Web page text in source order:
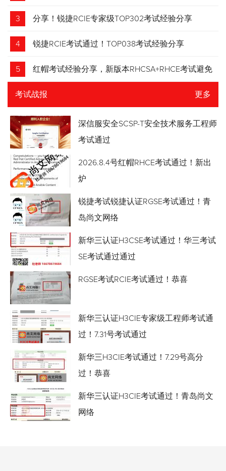
3 分享！锐捷RCIE专家级TOP302考试经验分享
4 锐捷RCIE考试通过！TOP038考试经验分享
5 红帽考试经验分享，新版本RHCSA+RHCE考试避免
踩坑
考试战报 更多
深信服安全SCSP-T安全技术服务工程师
考试通过
2026.8.4号红帽RHCE考试通过！新出
炉
锐捷考试锐捷认证RGSE考试通过！青
岛尚文网络
新华三认证H3CSE考试通过！华三考试
SE考试通过通过
RGSE考试RCIE考试通过！恭喜
新华三认证H3CIE专家级工程师考试通
过！7.31号考试通过
新华三H3CIE考试通过！7.29号高分
过！恭喜
新华三认证H3CIE考试通过！青岛尚文
网络